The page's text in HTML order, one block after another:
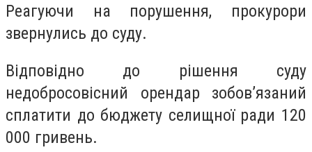
Реагуючи на порушення, прокурори
звернулись до суду.
Відповідно до рішення суду
недобросовісний орендар зобов’язаний
сплатити до бюджету селищної ради 120
000 гривень.